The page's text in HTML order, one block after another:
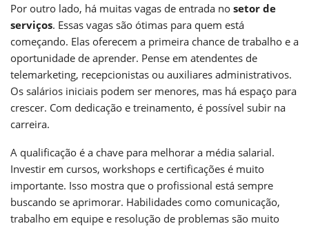
Por outro lado, há muitas vagas de entrada no setor de
serviços. Essas vagas são ótimas para quem está
começando. Elas oferecem a primeira chance de trabalho e a
oportunidade de aprender. Pense em atendentes de
telemarketing, recepcionistas ou auxiliares administrativos.
Os salários iniciais podem ser menores, mas há espaço para
crescer. Com dedicação e treinamento, é possível subir na
carreira.
A qualificação é a chave para melhorar a média salarial.
Investir em cursos, workshops e certificações é muito
importante. Isso mostra que o profissional está sempre
buscando se aprimorar. Habilidades como comunicação,
trabalho em equipe e resolução de problemas são muito